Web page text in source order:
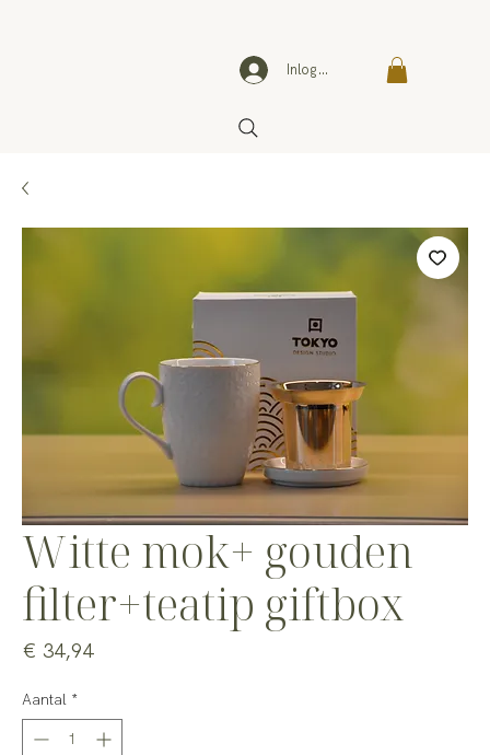
Inloggen
Witte mok+ gouden
filter+teatip giftbox
€ 34,94Prijs
Aantal *